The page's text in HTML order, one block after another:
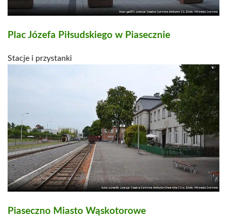
Plac Józefa Piłsudskiego w Piasecznie
Stacje i przystanki
Piaseczno Miasto Wąskotorowe